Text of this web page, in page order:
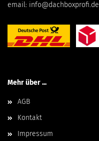
email: info@dachboxprofi.de
Mehr über ...
AGB
Kontakt
Impressum